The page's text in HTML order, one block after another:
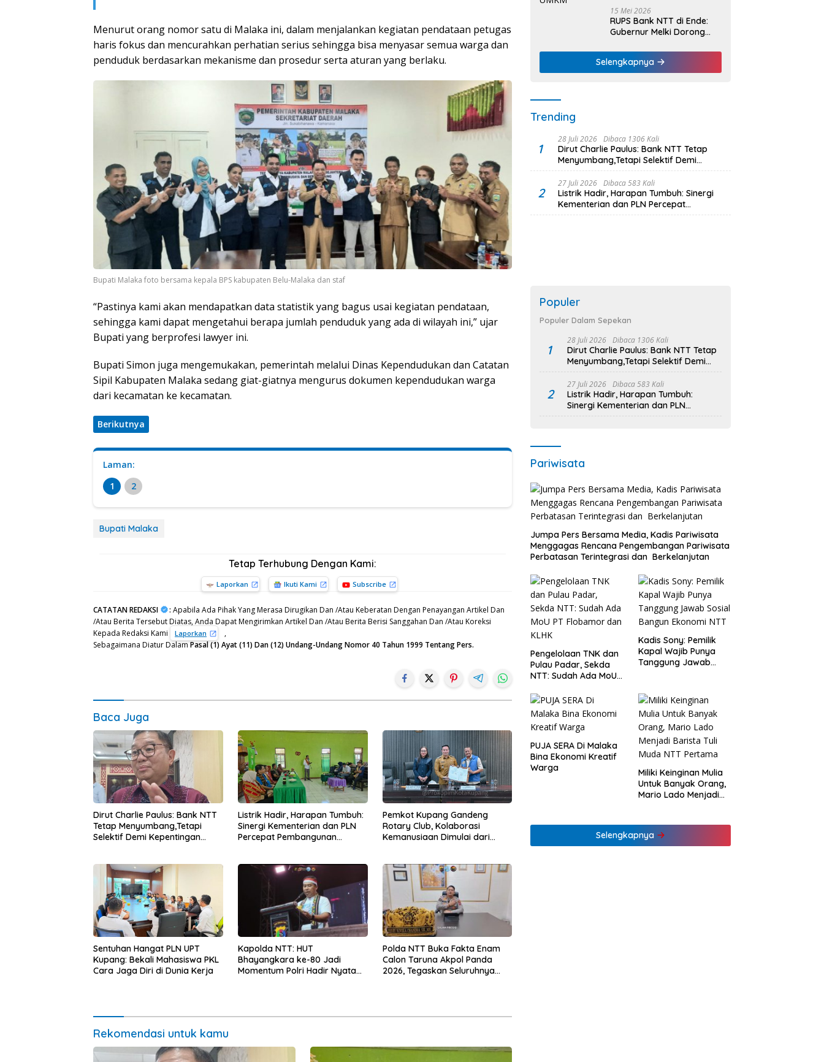
Menurut orang nomor satu di Malaka ini, dalam menjalankan kegiatan pendataan petugas
haris fokus dan mencurahkan perhatian serius sehingga bisa menyasar semua warga dan
penduduk berdasarkan mekanisme dan prosedur serta aturan yang berlaku.
Bupati Malaka foto bersama kepala BPS kabupaten Belu-Malaka dan staf
“Pastinya kami akan mendapatkan data statistik yang bagus usai kegiatan pendataan,
sehingga kami dapat mengetahui berapa jumlah penduduk yang ada di wilayah ini,” ujar
Bupati yang berprofesi lawyer ini.
Bupati Simon juga mengemukakan, pemerintah melalui Dinas Kependudukan dan Catatan
Sipil Kabupaten Malaka sedang giat-giatnya mengurus dokumen kependudukan warga
dari kecamatan ke kecamatan.
Berikutnya
Laman:
1
2
Bupati Malaka
Tetap Terhubung Dengan Kami:
Laporkan Ikuti Kami Subscribe
CATATAN REDAKSI : Apabila Ada Pihak Yang Merasa Dirugikan Dan /Atau Keberatan Dengan Penayangan Artikel Dan
/Atau Berita Tersebut Diatas, Anda Dapat Mengirimkan Artikel Dan /Atau Berita Berisi Sanggahan Dan /Atau Koreksi
Kepada Redaksi Kami
Laporkan
,
Sebagaimana Diatur DalamPasal (1) Ayat (11) Dan (12) Undang-Undang Nomor 40 Tahun 1999 Tentang Pers.
Baca Juga
Dirut Charlie Paulus: Bank NTT
Tetap Menyumbang,Tetapi
Selektif Demi Kepentingan
Listrik Hadir, Harapan Tumbuh:
Sinergi Kementerian dan PLN
Percepat Pembangunan
Pemkot Kupang Gandeng
Rotary Club, Kolaborasi
Kemanusiaan Dimulai dari
Sentuhan Hangat PLN UPT
Kupang: Bekali Mahasiswa PKL
Cara Jaga Diri di Dunia Kerja
Kapolda NTT: HUT
Bhayangkara ke-80 Jadi
Momentum Polri Hadir Nyata
Polda NTT Buka Fakta Enam
Calon Taruna Akpol Panda
2026, Tegaskan Seluruhnya
Rekomendasi untuk kamu
15 Mei 2026
RUPS Bank NTT di Ende:
Gubernur Melki Dorong
Penggerak UMKM
Selengkapnya
Trending
1
28 Juli 2026 Dibaca 1306 Kali
Dirut Charlie Paulus: Bank NTT Tetap
Menyumbang,Tetapi Selektif Demi
Kepentingan Masyarakat
2
27 Juli 2026 Dibaca 583 Kali
Listrik Hadir, Harapan Tumbuh: Sinergi
Kementerian dan PLN Percepat
Pembangunan Infrastruktur Desa
Populer
Populer Dalam Sepekan
1
28 Juli 2026 Dibaca 1306 Kali
Dirut Charlie Paulus: Bank NTT Tetap
Menyumbang,Tetapi Selektif Demi
Kepentingan Masyarakat
2
27 Juli 2026 Dibaca 583 Kali
Listrik Hadir, Harapan Tumbuh:
Sinergi Kementerian dan PLN
Percepat Pembangunan Infrastruktur
Pariwisata
Jumpa Pers Bersama Media, Kadis Pariwisata
Menggagas Rencana Pengembangan Pariwisata
Perbatasan Terintegrasi dan Berkelanjutan
Pengelolaan TNK dan
Pulau Padar, Sekda
NTT: Sudah Ada MoU
KLHK
Kadis Sony: Pemilik
Kapal Wajib Punya
Tanggung Jawab
PUJA SERA Di Malaka
Bina Ekonomi Kreatif
Warga
Miliki Keinginan Mulia
Untuk Banyak Orang,
Mario Lado Menjadi
Selengkapnya